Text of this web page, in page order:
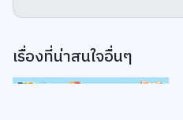
เรื่องที่น่าสนใจอื่นๆ